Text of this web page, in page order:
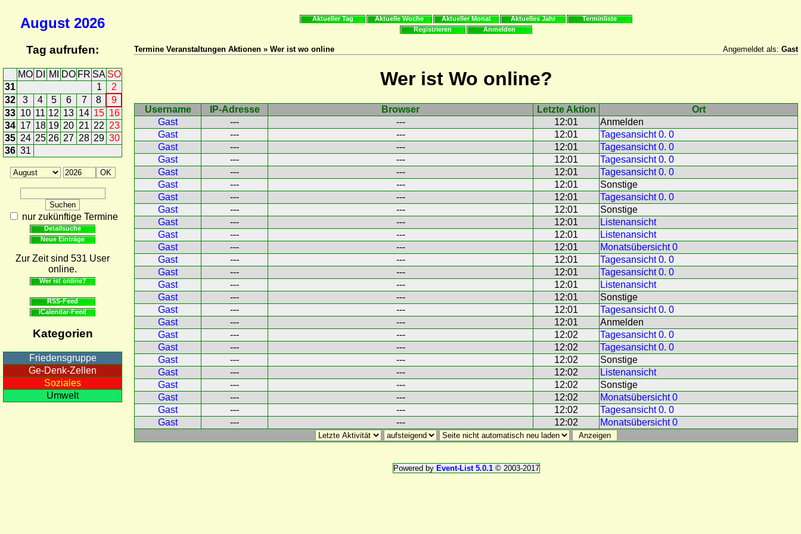
August 2026
Tag aufrufen:
MO DI MI DO FR SA SO
31
1
2
32
3 4 5 6 7 8
9
33 10 11 12 13 14 15 16
34 17 18 19 20 21 22 23
35 24 25 26 27 28 29 30
36 31
nur zukünftige Termine
Detailsuche
Neue Einträge
Zur Zeit sind 531 User
online.
Wer ist online?
RSS-Feed
iCalendar-Feed
Kategorien
Friedensgruppe
Ge-Denk-Zellen
Soziales
Umwelt
Aktueller Tag Aktuelle Woche Aktueller Monat Aktuelles Jahr
Terminliste
Registrieren
Anmelden
Termine Veranstaltungen Aktionen » Wer ist wo online Angemeldet als: Gast
Wer ist Wo online?
Username IP-Adresse Browser Letzte Aktion
Ort
Gast
--- --- 12:01
Anmelden
Gast
--- --- 12:01
Tagesansicht 0. 0
Gast
--- --- 12:01
Tagesansicht 0. 0
Gast
--- --- 12:01
Tagesansicht 0. 0
Gast
--- --- 12:01
Tagesansicht 0. 0
Gast
--- --- 12:01
Sonstige
Gast
--- --- 12:01
Tagesansicht 0. 0
Gast
--- --- 12:01
Sonstige
Gast
--- --- 12:01
Listenansicht
Gast
--- --- 12:01
Listenansicht
Gast
--- --- 12:01
Monatsübersicht 0
Gast
--- --- 12:01
Tagesansicht 0. 0
Gast
--- --- 12:01
Tagesansicht 0. 0
Gast
--- --- 12:01
Listenansicht
Gast
--- --- 12:01
Sonstige
Gast
--- --- 12:01
Tagesansicht 0. 0
Gast
--- --- 12:01
Anmelden
Gast
--- --- 12:02
Tagesansicht 0. 0
Gast
--- --- 12:02
Tagesansicht 0. 0
Gast
--- --- 12:02
Sonstige
Gast
--- --- 12:02
Listenansicht
Gast
--- --- 12:02
Sonstige
Gast
--- --- 12:02
Monatsübersicht 0
Gast
--- --- 12:02
Tagesansicht 0. 0
Gast
--- --- 12:02 Monatsübersicht 0
Powered by Event-List 5.0.1© 2003-2017